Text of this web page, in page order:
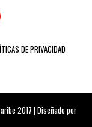
DE PRIVACIDAD
2017 | Diseñado por